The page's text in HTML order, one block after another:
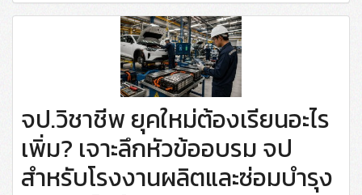
จป.วิชาชีพ ยุคใหม่ต้องเรียนอะไร
เพิ่ม? เจาะลึกหัวข้ออบรม จป
สำหรับโรงงานผลิตและซ่อมบำรุง